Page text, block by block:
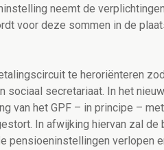
neemt de
voor deze sommen in de
te heroriënteren
sociaal secretariaat. In het
van het GPF – in principe – met
In afwijking hiervan zal de
pensioeninstellingen verlopen